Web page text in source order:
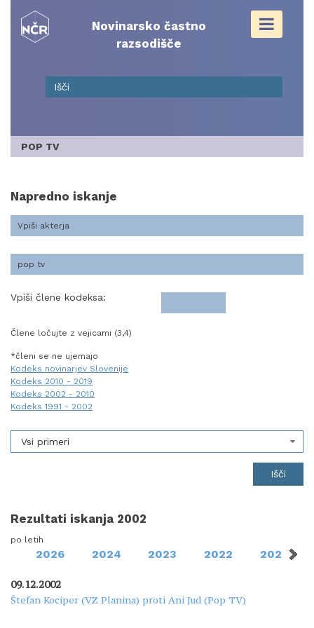
content
Novinarsko častno
razsodišče
POP TV
Napredno iskanje
Vpiši člene kodeksa:
Člene ločujte z vejicami (3,4)
*členi se ne ujemajo
Kodeks novinarjev Slovenije
Kodeks 2010 - 2019
Kodeks 2002 - 2010
Kodeks 1991 - 2002
Vsi primeri
Rezultati iskanja 2002
po letih
2026 2024 2023 2022 2021
09.12.2002
Štefan Kociper (VZ Planina) proti Ani Jud (Pop TV)